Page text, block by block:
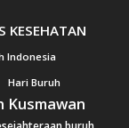
KESEHATAN
Indonesia
Hari Buruh
Kusmawan
buruh